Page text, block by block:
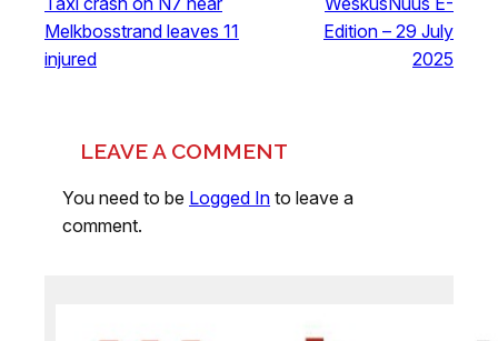
Melkbosstrand leaves 11
injured
Edition – 29 July
2025
LEAVE A COMMENT
You need to be Logged In to leave a
comment.